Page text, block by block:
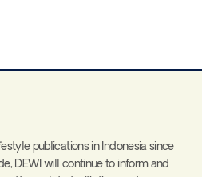
publications in Indonesia since
DEWI will continue to inform and